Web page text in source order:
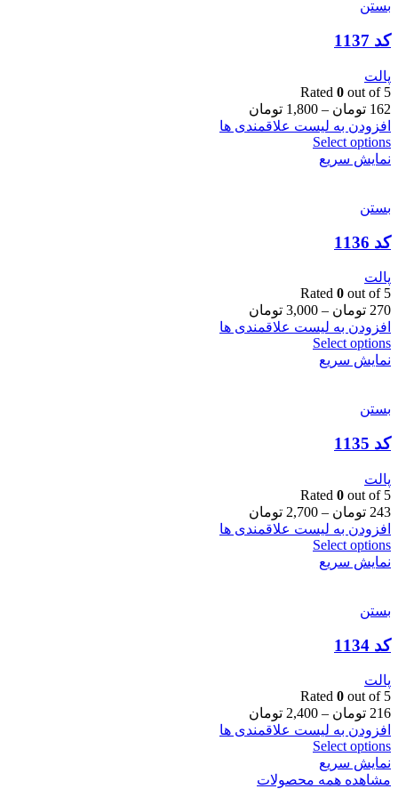
بستن
کد 1137
پالت
Rated 0 out of 5
162 تومان –
1,800 تومان
افزودن به لیست علاقمندی ها
Select options
نمایش سریع
بستن
کد 1136
پالت
Rated 0 out of 5
270 تومان –
3,000 تومان
افزودن به لیست علاقمندی ها
Select options
نمایش سریع
بستن
کد 1135
پالت
Rated 0 out of 5
243 تومان –
2,700 تومان
افزودن به لیست علاقمندی ها
Select options
نمایش سریع
بستن
کد 1134
پالت
Rated 0 out of 5
216 تومان –
2,400 تومان
افزودن به لیست علاقمندی ها
Select options
نمایش سریع
مشاهده همه محصولات